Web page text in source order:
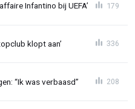
Infantino bij UEFA’ 179
klopt aan’ 336
“Ik was verbaasd” 208